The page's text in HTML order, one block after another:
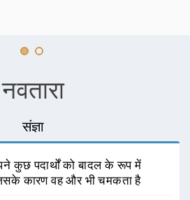
नवतारा
संज्ञा
कुछ पदार्थों को बादल के रूप में
कारण वह और भी चमकता है